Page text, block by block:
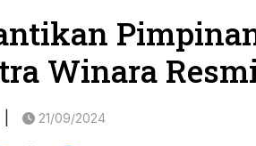
Winara
21/09/2024